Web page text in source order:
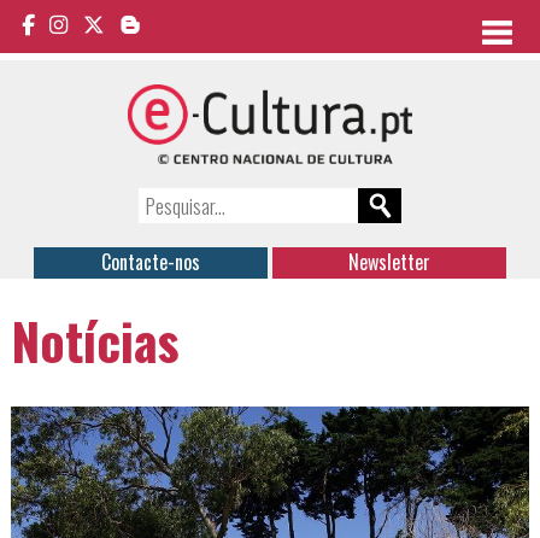
Contacte-nos Newsletter
Notícias